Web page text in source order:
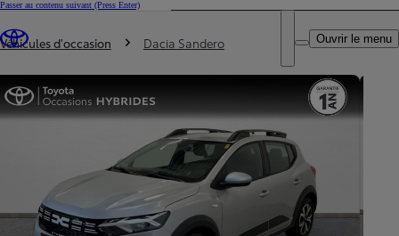
Passer au contenu suivant (Press Enter)
Trouvez un partenaire Toyota
DEALER NAME
Ouvrir le menu
Vous êtes ici
Véhicules d'occasion Dacia Sandero